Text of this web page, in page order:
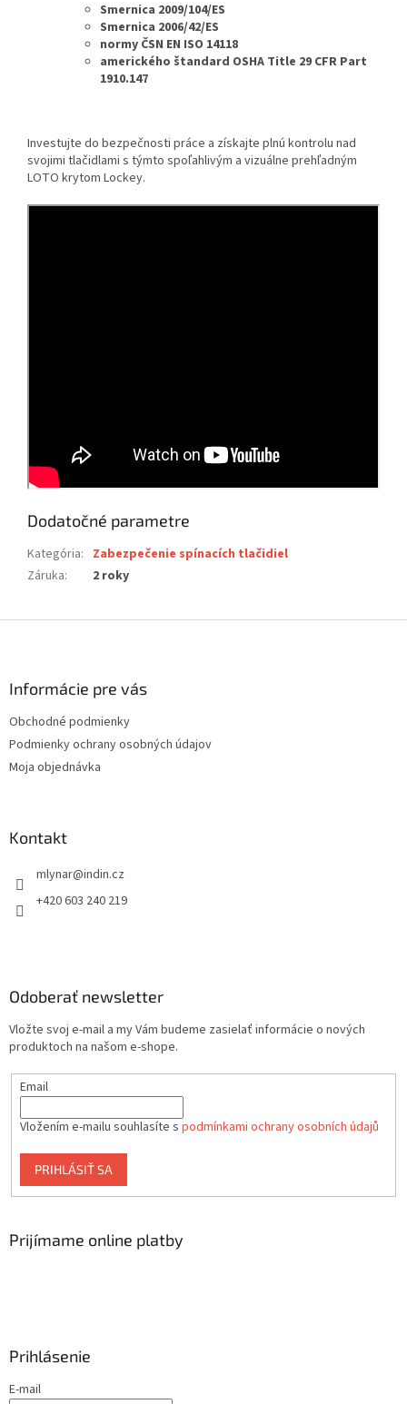
Smernica 2009/104/ES
Smernica 2006/42/ES
normy ČSN EN ISO 14118
amerického štandard OSHA Title 29 CFR Part
1910.147
Investujte do bezpečnosti práce a získajte plnú kontrolu nad
svojimi tlačidlami s týmto spoľahlivým a vizuálne prehľadným
LOTO krytom Lockey.
Dodatočné parametre
Kategória: Zabezpečenie spínacích tlačidiel
Záruka: 2 roky
Informácie pre vás
Obchodné podmienky
Podmienky ochrany osobných údajov
Moja objednávka
Kontakt
mlynar@indin.cz
+420 603 240 219
Odoberať newsletter
Vložte svoj e-mail a my Vám budeme zasielať informácie o nových
produktoch na našom e-shope.
Email
Vložením e-mailu souhlasíte s podmínkami ochrany osobních údajů
PRIHLÁSIŤ SA
Prijímame online platby
Prihlásenie
E-mail